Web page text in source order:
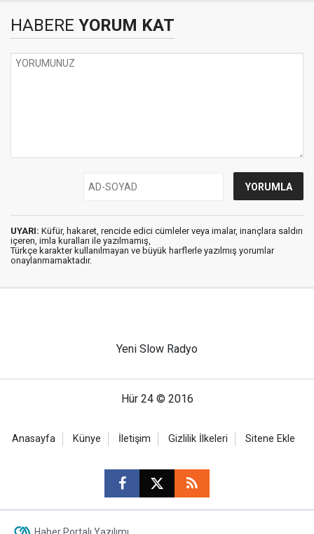
HABERE YORUM KAT
UYARI: Küfür, hakaret, rencide edici cümleler veya imalar, inançlara saldırı
içeren, imla kuralları ile yazılmamış,
Türkçe karakter kullanılmayan ve büyük harflerle yazılmış yorumlar
onaylanmamaktadır.
Yeni Slow Radyo
Hür 24 © 2016
Anasayfa Künye İletişim Gizlilik İlkeleri Sitene Ekle